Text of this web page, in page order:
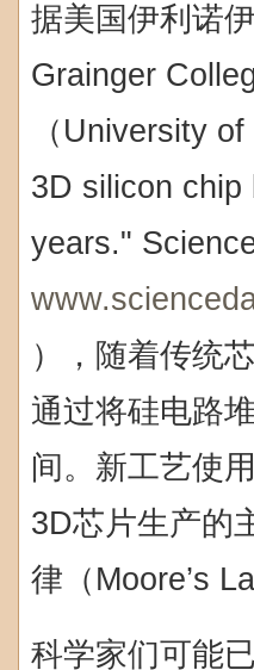
据美国伊利诺
Grainger
（University
3D silicon chip
years."
），随着传统
通过将硅电路
间。新工艺使
3D芯片生产的
律（Moore’s
科学家们可能